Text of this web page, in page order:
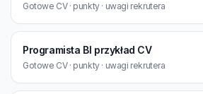
Gotowe CV · punkty · uwagi rekrutera
Programista BI przykład CV
Gotowe CV · punkty · uwagi rekrutera